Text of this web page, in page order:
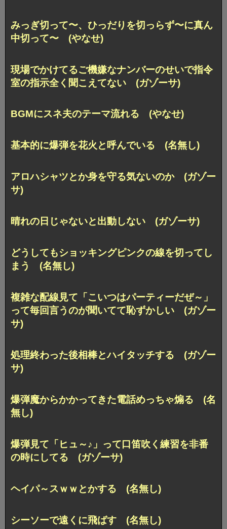
みっぎ切って〜、ひっだりを切っらず〜に真ん
中切って〜 (やなせ)
現場でかけてるご機嫌なナンバーのせいで指令
室の指示全く聞こえてない (ガゾーサ)
BGMにスネ夫のテーマ流れる (やなせ)
基本的に爆弾を花火と呼んでいる (名無し)
アロハシャツとか身を守る気ないのか (ガゾー
サ)
晴れの日じゃないと出動しない (ガゾーサ)
どうしてもショッキングピンクの線を切ってし
まう (名無し)
複雑な配線見て「こいつはパーティーだぜ～」
って毎回言うのが聞いてて恥ずかしい (ガゾー
サ)
処理終わった後相棒とハイタッチする (ガゾー
サ)
爆弾魔からかかってきた電話めっちゃ煽る (名
無し)
爆弾見て「ヒュ～♪」って口笛吹く練習を非番
の時にしてる (ガゾーサ)
ヘイパ～スｗｗとかする (名無し)
シーソーで遠くに飛ばす (名無し)